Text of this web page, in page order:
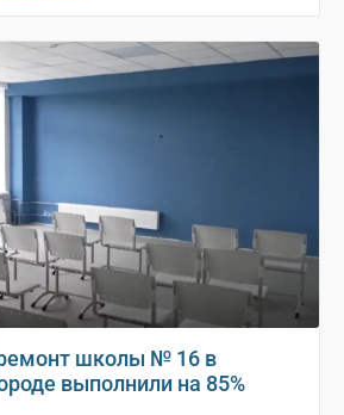
школы № 16 в
выполнили на 85%